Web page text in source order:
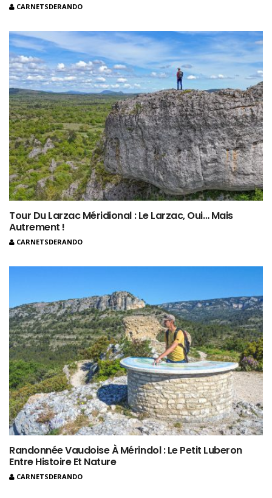
CARNETSDERANDO
Tour Du Larzac Méridional : Le Larzac, Oui… Mais
Autrement !
CARNETSDERANDO
Randonnée Vaudoise À Mérindol : Le Petit Luberon
Entre Histoire Et Nature
CARNETSDERANDO